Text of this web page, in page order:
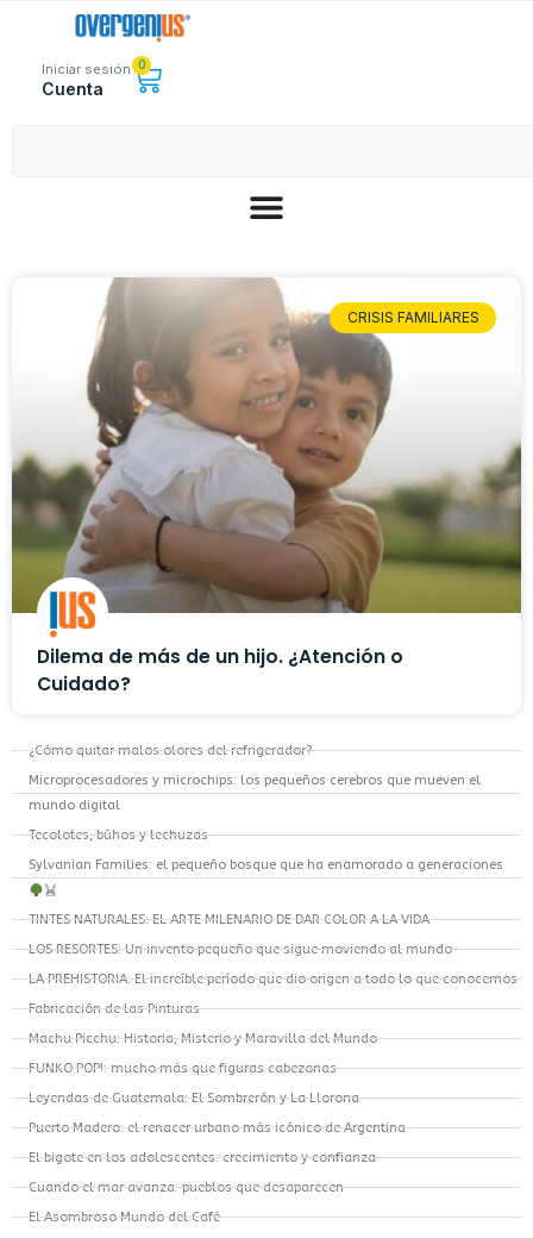
Iniciar sesión
Cuenta
0
CRISIS FAMILIARES
Dilema de más de un hijo. ¿Atención o
Cuidado?
¿Cómo quitar malos olores del refrigerador?
Microprocesadores y microchips: los pequeños cerebros que mueven el
mundo digital
Tecolotes, búhos y lechuzas
Sylvanian Families: el pequeño bosque que ha enamorado a generaciones
TINTES NATURALES: EL ARTE MILENARIO DE DAR COLOR A LA VIDA
LOS RESORTES: Un invento pequeño que sigue moviendo al mundo
LA PREHISTORIA: El increíble período que dio origen a todo lo que conocemos
Fabricación de las Pinturas
Machu Picchu: Historia, Misterio y Maravilla del Mundo
FUNKO POP!: mucho más que figuras cabezonas
Leyendas de Guatemala: El Sombrerón y La Llorona
Puerto Madero: el renacer urbano más icónico de Argentina
El bigote en los adolescentes: crecimiento y confianza
Cuando el mar avanza: pueblos que desaparecen
El Asombroso Mundo del Café